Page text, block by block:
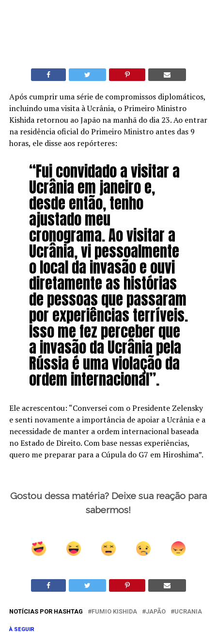
Após cumprir uma série de compromissos diplomáticos,
incluindo uma visita à Ucrânia, o Primeiro Ministro
Kishida retornou ao Japão na manhã do dia 23. Ao entrar
na residência oficial do Primeiro Ministro antes das 9
horas, ele disse aos repórteres:
“Fui convidado a visitar a
Ucrânia em janeiro e,
desde então, tenho
ajustado meu
cronograma. Ao visitar a
Ucrânia, vi pessoalmente
o local da invasão e ouvi
diretamente as histórias
de pessoas que passaram
por experiências terríveis.
Isso me fez perceber que
a invasão da Ucrânia pela
Rússia é uma violação da
ordem internacional”.
Ele acrescentou: “Conversei com o Presidente Zelensky
e senti novamente a importância de apoiar a Ucrânia e a
necessidade de manter a ordem internacional baseada
no Estado de Direito. Com base nessas experiências,
quero me preparar para a Cúpula do G7 em Hiroshima”.
Gostou dessa matéria? Deixe sua reação para
sabermos!
NOTÍCIAS POR HASHTAG FUMIO KISHIDA JAPÃO UCRANIA
À SEGUIR